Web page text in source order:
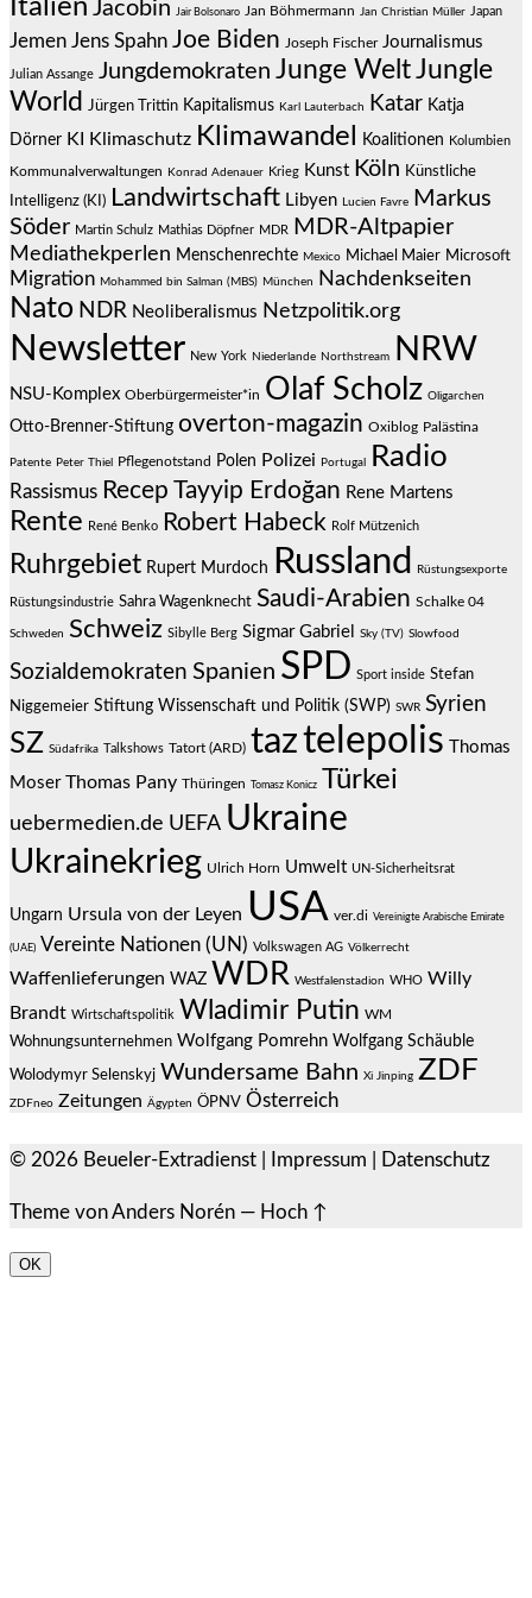
Italien Jacobin Jair Bolsonaro Jan Böhmermann Jan Christian Müller Japan
Jemen Jens Spahn Joe Biden Joseph Fischer Journalismus
Julian Assange Jungdemokraten Junge WeltJungle
World Jürgen Trittin Kapitalismus Karl Lauterbach Katar Katja
Dörner KI Klimaschutz Klimawandel Koalitionen Kolumbien
Kommunalverwaltungen Konrad Adenauer Krieg Kunst Köln Künstliche
Intelligenz (KI) Landwirtschaft Libyen Lucien Favre
Markus
Söder Martin Schulz Mathias Döpfner MDR MDR-Altpapier
Mediathekperlen Menschenrechte Mexico Michael Maier Microsoft
Migration Mohammed bin Salman (MBS) München Nachdenkseiten
Nato NDR Neoliberalismus Netzpolitik.org
Newsletter New York Niederlande Northstream NRW
NSU-Komplex Oberbürgermeister*in Olaf Scholz Oligarchen
Otto-Brenner-Stiftung overton-magazin Oxiblog Palästina
Patente Peter Thiel Pflegenotstand Polen Polizei Portugal Radio
Rassismus Recep Tayyip Erdoğan Rene Martens
Rente René Benko Robert Habeck Rolf Mützenich
Ruhrgebiet Rupert Murdoch Russland Rüstungsexporte
Rüstungsindustrie Sahra Wagenknecht Saudi-Arabien Schalke 04
Schweden Schweiz Sibylle Berg Sigmar Gabriel Sky (TV) Slowfood
Sozialdemokraten Spanien SPD Sport inside Stefan
Niggemeier Stiftung Wissenschaft und Politik (SWP) SWR Syrien
SZ Südafrika Talkshows Tatort (ARD) taztelepolis
Thomas
Moser Thomas Pany Thüringen Tomasz Konicz Türkei
uebermedien.de UEFA Ukraine
Ukrainekrieg Ulrich Horn Umwelt UN-Sicherheitsrat
Ungarn Ursula von der Leyen USA ver.di Vereinigte Arabische Emirate
(UAE) Vereinte Nationen (UN) Volkswagen AG Völkerrecht
Waffenlieferungen WAZ WDR Westfalenstadion WHO Willy
Brandt Wirtschaftspolitik Wladimir Putin WM
Wohnungsunternehmen Wolfgang Pomrehn Wolfgang Schäuble
Wolodymyr Selenskyj Wundersame Bahn Xi Jinping ZDF
ZDFneo Zeitungen Ägypten ÖPNV Österreich
© 2026 Beueler-Extradienst Impressum Datenschutz
Theme vonAnders Norén — Hoch ↑
OK